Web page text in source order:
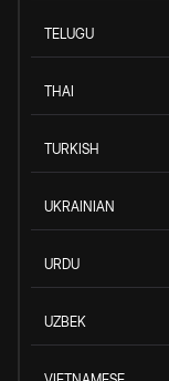
TELUGU
THAI
TURKISH
UKRAINIAN
URDU
UZBEK